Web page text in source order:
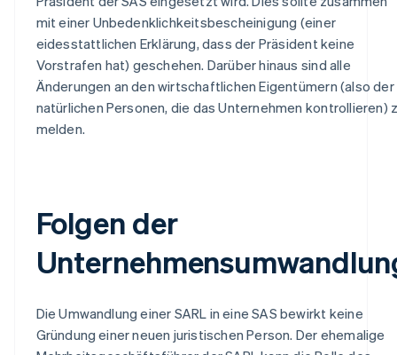
mit einer Unbedenklichkeitsbescheinigung (einer
eidesstattlichen Erklärung, dass der Präsident keine
Vorstrafen hat) geschehen. Darüber hinaus sind alle
Änderungen an den wirtschaftlichen Eigentümern (also der
natürlichen Personen, die das Unternehmen kontrollieren)
melden.
Folgen der
Die Umwandlung einer SARL in eine SAS bewirkt keine
Gründung einer neuen juristischen Person. Der ehemalige